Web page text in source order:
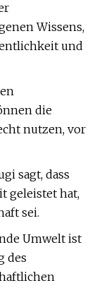
Wissens,
und
die
nutzen, vor
sagt, dass
geleistet hat,
sei.
Umwelt ist
des